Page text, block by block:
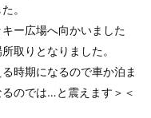
。
ー広場へ向かいました
取りとなりました。
時期になるので車か泊ま
のでは…と震えます＞＜